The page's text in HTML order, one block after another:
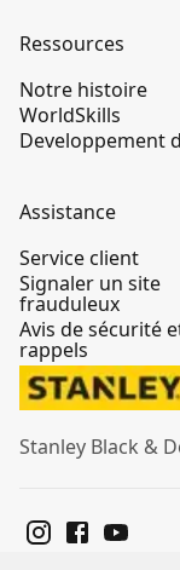
Ressources
Notre histoire
WorldSkills
Developpement
Assistance
Service client
Signaler un site
frauduleux
Avis de sécurité
rappels
Stanley Black &